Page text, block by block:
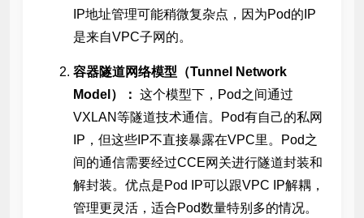
IP地址管理可能稍微复杂点，因为Pod的IP
是来自VPC子网的。
容器隧道网络模型（Tunnel Network
Model）： 这个模型下，Pod之间通过
VXLAN等隧道技术通信。Pod有自己的私网
IP，但这些IP不直接暴露在VPC里。Pod之
间的通信需要经过CCE网关进行隧道封装和
解封装。优点是Pod IP可以跟VPC IP解耦，
管理更灵活，适合Pod数量特别多的情况。